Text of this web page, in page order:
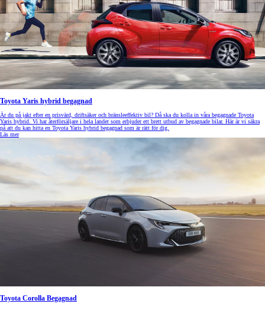
Toyota Yaris hybrid begagnad
Är du på jakt efter en prisvärd, driftsäker och bränsleeffektiv bil? Då ska du kolla in våra begagnade Toyota
Yaris hybrid. Vi har återförsäljare i hela landet som erbjuder ett brett utbud av begagnade bilar. Här är vi säkra
på att du kan hitta en Toyota Yaris hybrid begagnad som är rätt för dig.
Läs mer
Toyota Corolla Begagnad